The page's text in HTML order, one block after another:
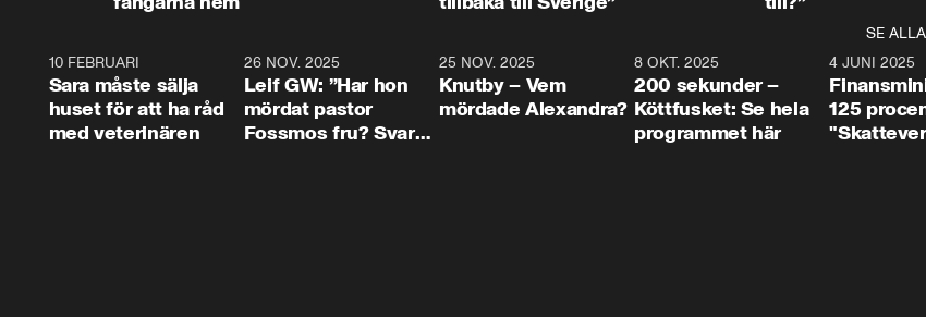
SE ALLA
10 FEBRUARI
Sara måste sälja
huset för att ha råd
med veterinären
26 NOV. 2025
Leif GW: ”Har hon
mördat pastor
Fossmos fru? Svar
31:05
25 NOV. 2025
Knutby – Vem
mördade Alexandra?
4:29
8 OKT. 2025
200 sekunder –
Köttfusket: Se hela
programmet här
4 JUNI 2025
125